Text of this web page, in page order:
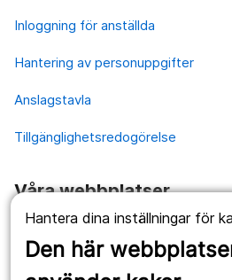
Hantera dina inställningar för
Den här
Inloggning för anställda
Hantering av personuppgifter
Anslagstavla
Tillgänglighetsredogörelse
Våra webbplatser
1177.se
Länstrafiken